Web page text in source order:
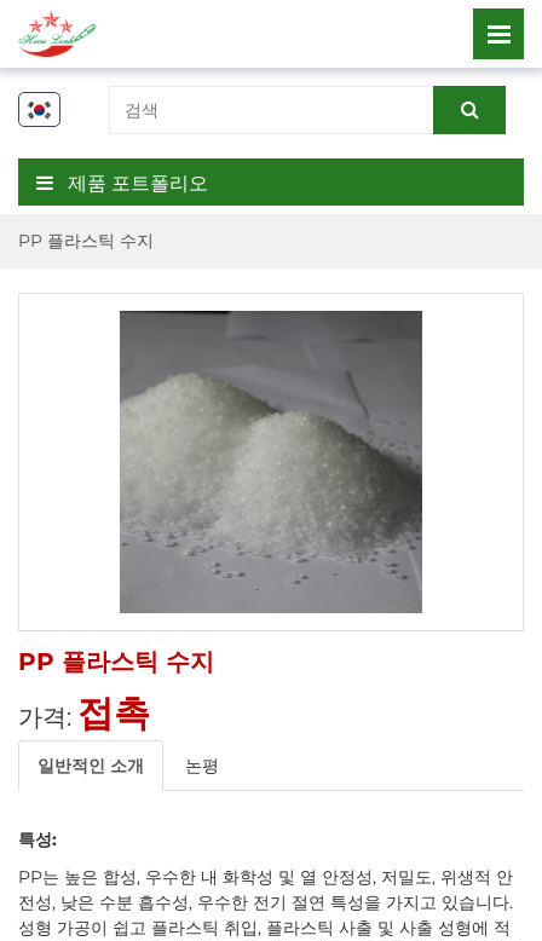
제품 포트폴리오
PP 플라스틱 수지
PP 플라스틱 수지
가격: 접촉
일반적인 소개 논평
특성:
PP는 높은 합성, 우수한 내 화학성 및 열 안정성, 저밀도, 위생적 안
전성, 낮은 수분 흡수성, 우수한 전기 절연 특성을 가지고 있습니다.
성형 가공이 쉽고 플라스틱 취입, 플라스틱 사출 및 사출 성형에 적